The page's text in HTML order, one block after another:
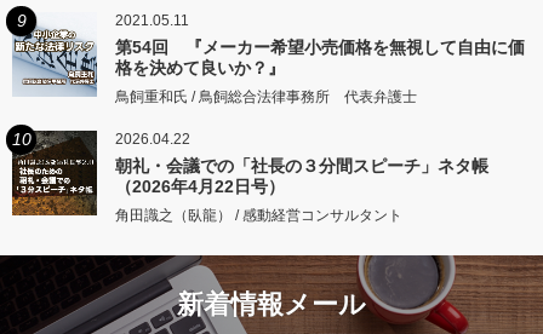
9 2021.05.11
第54回 『メーカー希望小売価格を無視して自由に価
格を決めて良いか？』
鳥飼重和氏 / 鳥飼総合法律事務所 代表弁護士
10 2026.04.22
朝礼・会議での「社長の３分間スピーチ」ネタ帳
（2026年4月22日号）
角田識之（臥龍） / 感動経営コンサルタント
新着情報メール